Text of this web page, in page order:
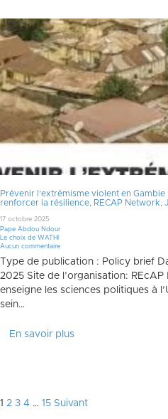
Prévenir l’extrémisme violent en
renforcer la résilience, RECAP Network,
17 octobre 2025
Pape Abdou Ndour
Le choix de WATHI
Aucun commentaire
Type de publication : Policy brief
2025 Site de l’organisation:
enseigne les sciences politiques à
sein…
En savoir plus
Pagination
1 2 3 4 … 15 Suivant